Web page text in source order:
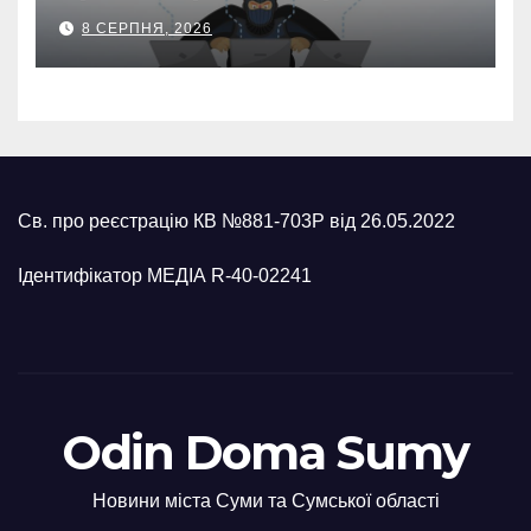
втратив 39,2 тис. грн з
карток матері
8 СЕРПНЯ, 2026
Св. про реєстрацію КВ №881-703Р від 26.05.2022
Ідентифікатор МЕДІА R-40-02241
Odin Doma Sumy
Новини міста Суми та Сумської області